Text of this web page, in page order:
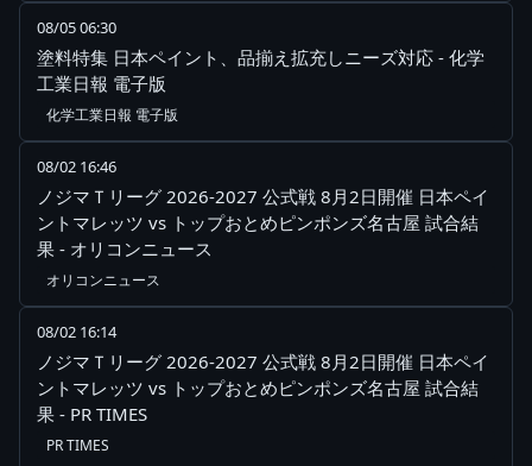
08/05 06:30
塗料特集 日本ペイント、品揃え拡充しニーズ対応 - 化学
工業日報 電子版
化学工業日報 電子版
08/02 16:46
ノジマＴリーグ 2026-2027 公式戦 8月2日開催 日本ペイ
ントマレッツ vs トップおとめピンポンズ名古屋 試合結
果 - オリコンニュース
オリコンニュース
08/02 16:14
ノジマＴリーグ 2026-2027 公式戦 8月2日開催 日本ペイ
ントマレッツ vs トップおとめピンポンズ名古屋 試合結
果 - PR TIMES
PR TIMES